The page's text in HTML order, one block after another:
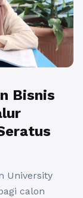
Bisnis
University
calon